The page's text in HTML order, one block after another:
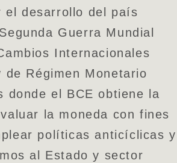
el desarrollo del país
Guerra Mundial
Internacionales
de Régimen Monetario
donde el BCE obtiene la
la moneda con fines
políticas anticíclicas y
al Estado y sector